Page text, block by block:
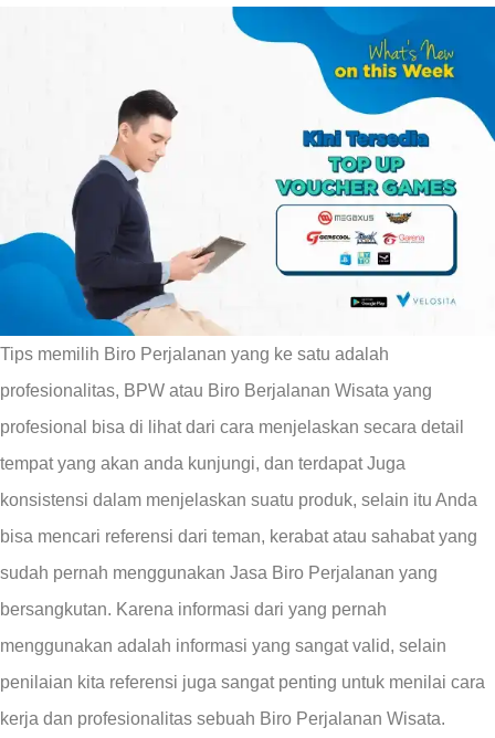
Tips memilih Biro Perjalanan yang ke satu adalah
profesionalitas, BPW atau Biro Berjalanan Wisata yang
profesional bisa di lihat dari cara menjelaskan secara detail
tempat yang akan anda kunjungi, dan terdapat Juga
konsistensi dalam menjelaskan suatu produk, selain itu Anda
bisa mencari referensi dari teman, kerabat atau sahabat yang
sudah pernah menggunakan Jasa Biro Perjalanan yang
bersangkutan. Karena informasi dari yang pernah
menggunakan adalah informasi yang sangat valid, selain
penilaian kita referensi juga sangat penting untuk menilai cara
kerja dan profesionalitas sebuah Biro Perjalanan Wisata.